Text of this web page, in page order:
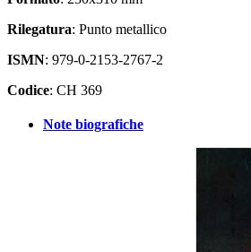
Rilegatura: Punto metallico
ISMN: 979-0-2153-2767-2
Codice: CH 369
Note biografiche